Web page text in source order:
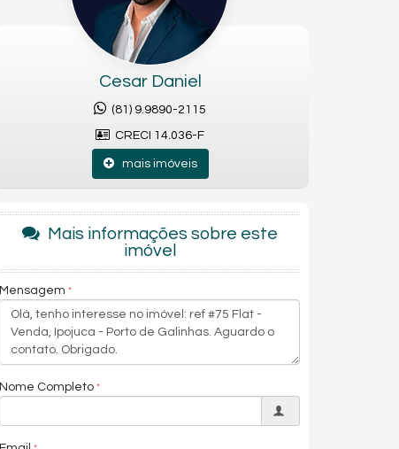
Cesar Daniel
(81) 9.9890-2115
CRECI 14.036-F
mais imóveis
Mais informações sobre este
imóvel
Mensagem
Nome Completo